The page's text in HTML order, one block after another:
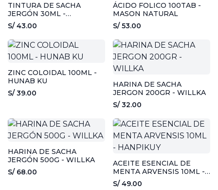
TINTURA DE SACHA
JERGÓN 30ML -
HANPIKUY
S/ 43.00
ÁCIDO FOLICO 100TAB -
MASON NATURAL
S/ 53.00
ZINC COLOIDAL 100ML -
HUNAB KU
S/ 39.00
HARINA DE SACHA
JERGON 200GR - WILLKA
S/ 32.00
HARINA DE SACHA
JERGÓN 500G - WILLKA
S/ 68.00
ACEITE ESENCIAL DE
MENTA ARVENSIS 10ML -
HANPIKUY
S/ 49.00